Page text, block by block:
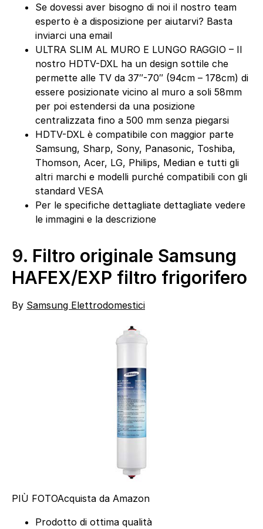
Se dovessi aver bisogno di noi il nostro team
esperto è a disposizione per aiutarvi? Basta
inviarci una email
ULTRA SLIM AL MURO E LUNGO RAGGIO – Il
nostro HDTV-DXL ha un design sottile che
permette alle TV da 37″-70″ (94cm – 178cm) di
essere posizionate vicino al muro a soli 58mm
per poi estendersi da una posizione
centralizzata fino a 500 mm senza piegarsi
HDTV-DXL è compatibile con maggior parte
Samsung, Sharp, Sony, Panasonic, Toshiba,
Thomson, Acer, LG, Philips, Median e tutti gli
altri marchi e modelli purché compatibili con gli
standard VESA
Per le specifiche dettagliate dettagliate vedere
le immagini e la descrizione
9. Filtro originale Samsung
HAFEX/EXP filtro frigorifero
By Samsung Elettrodomestici
PIÙ FOTOAcquista da Amazon
Prodotto di ottima qualità